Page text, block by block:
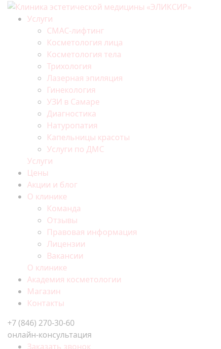
Услуги
СМАС-лифтинг
Косметология лица
Косметология тела
Трихология
Лазерная эпиляция
Гинекология
УЗИ в Самаре
Диагностика
Натуропатия
Капельницы красоты
Услуги по ДМС
Услуги
Цены
Акции и блог
О клинике
Команда
Отзывы
Правовая информация
Лицензии
Вакансии
О клинике
Академия косметологии
Магазин
Контакты
+7 (846) 270-30-60
онлайн-консультация
Заказать звонок